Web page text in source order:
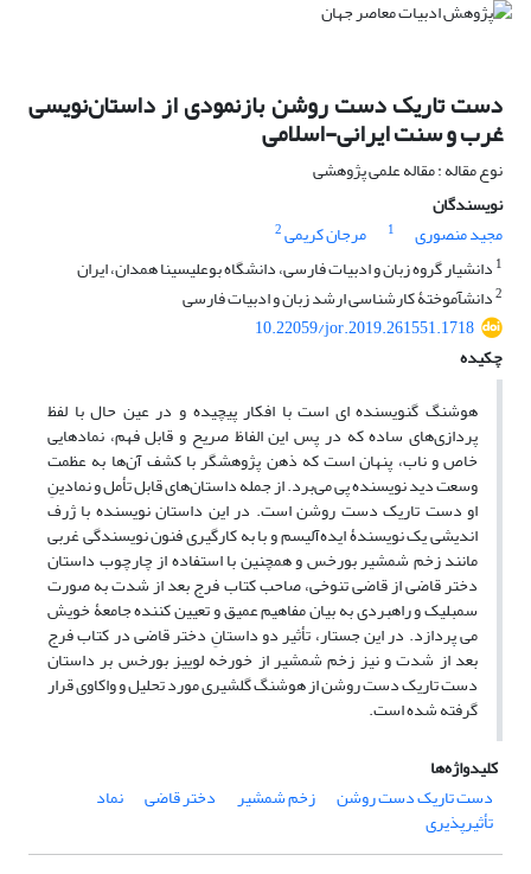
دست تاریک دست روشن بازنمودی از داستان‌نویسی
غرب و سنت ایرانی-اسلامی
نوع مقاله : مقاله علمی پژوهشی
نویسندگان
مجید منصوری
1 مرجان کریمی2
1 دانشیار گروه زبان و ادبیات فارسی، دانشگاه بوعلیسینا همدان، ایران
2دانشآموختۀ کارشناسی ارشد زبان و ادبیات فارسی
10.22059/jor.2019.261551.1718
چکیده
هوشنگ گنویسنده ای است با افکار پیچیده و در عین حال با لفظ
پردازی‌های ساده که در پس این الفاظ صریح و قابل فهم، نمادهایی
خاص و ناب، پنهان است که ذهن پژوهشگر با کشف آن‌ها به عظمت
وسعت دید نویسنده پی می‌برد. از جمله داستان‌های قابل تأمل و نمادینِ
او دست تاریک دست روشن است. در این داستان نویسنده با ژرف
اندیشی یک نویسندۀ ایده‌آلیسم و با به کارگیری فنون نویسندگی غربی
مانند زخم شمشیر بورخس و همچنین با استفاده از چارچوب داستان
دختر قاضی از قاضی تنوخی، صاحب کتاب فرج بعد از شدت به صورت
سمبلیک و راهبردی به بیان مفاهیم عمیق و تعیین کننده جامعۀ خویش
می پردازد. در این جستار، تأثیر دو داستانِ دختر قاضی در کتاب فرج
بعد از شدت و نیز زخم شمشیر از خورخه لوییز بورخس بر داستان
دست تاریک دست روشن از هوشنگ گلشیری مورد تحلیل و واکاوی قرار
گرفته شده است.
کلیدواژه‌ها
دست تاریک دست روشن
زخم شمشیر دختر قاضی نماد
تأثیرپذیری